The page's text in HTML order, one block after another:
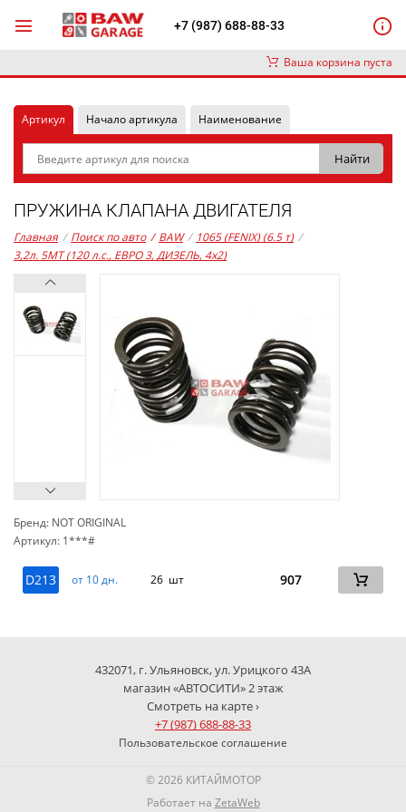
+7 (987) 688-88-33
Ваша корзина пуста
Артикул Начало артикула Наименование
ПРУЖИНА КЛАПАНА ДВИГАТЕЛЯ
Главная / Поиск по авто / BAW / 1065 (FENIX) (6.5 т) /
3,2л. 5MT (120 л.с., ЕВРО 3, ДИЗЕЛЬ, 4x2)
Бренд: NOT ORIGINAL
Артикул: 1***#
D213 от 10 дн. 26 шт 907
432071, г. Ульяновск, ул. Урицкого 43А
магазин «АВТОСИТИ» 2 этаж
Смотреть на карте ›
+7 (987) 688-88-33
Пользовательское соглашение
© 2026 КИТАЙМОТОР
Работает на ZetaWeb